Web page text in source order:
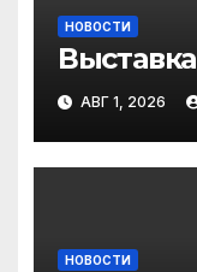
НОВОСТИ
Выставка
АВГ 1, 2026
НОВОСТИ